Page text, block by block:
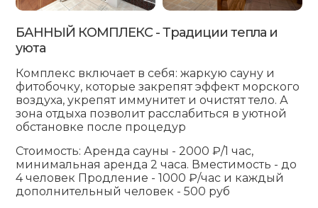
БАННЫЙ КОМПЛЕКС - Традиции тепла и
уюта
Комплекс включает в себя: жаркую сауну и
фитобочку, которые закрепят эффект морского
воздуха, укрепят иммунитет и очистят тело. А
зона отдыха позволит расслабиться в уютной
обстановке после процедур
Стоимость: Аренда сауны - 2000 ₽/1 час,
минимальная аренда 2 часа. Вместимость - до
4 человек Продление - 1000 ₽/час и каждый
дополнительный человек - 500 руб